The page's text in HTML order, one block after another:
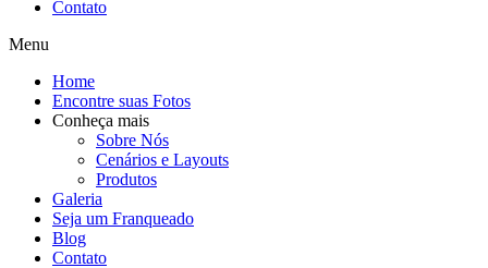
Contato
Menu
Home
Encontre suas Fotos
Conheça mais
Sobre Nós
Cenários e Layouts
Produtos
Galeria
Seja um Franqueado
Blog
Contato